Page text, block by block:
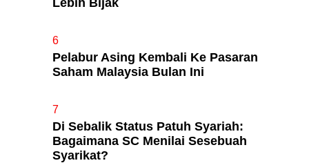
Lebih Bijak
6
Pelabur Asing Kembali Ke Pasaran
Saham Malaysia Bulan Ini
7
Di Sebalik Status Patuh Syariah:
Bagaimana SC Menilai Sesebuah
Syarikat?